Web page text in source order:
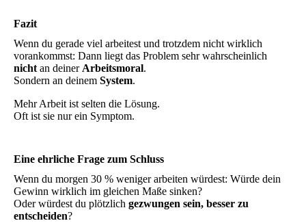
Fazit
Wenn du gerade viel arbeitest und trotzdem nicht wirklich
vorankommst: Dann liegt das Problem sehr wahrscheinlich
nicht an deiner Arbeitsmoral.
Sondern an deinem System.
Mehr Arbeit ist selten die Lösung.
Oft ist sie nur ein Symptom.
Eine ehrliche Frage zum Schluss
Wenn du morgen 30 % weniger arbeiten würdest: Würde dein
Gewinn wirklich im gleichen Maße sinken?
Oder würdest du plötzlich gezwungen sein, besser zu
entscheiden?